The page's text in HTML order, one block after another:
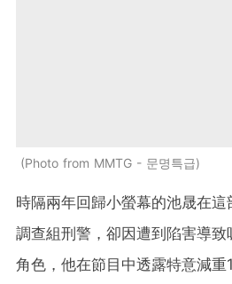
Photo from MMTG - 문명특급
時隔兩年回歸小螢幕的池晟在
調查組刑警，卻因遭到陷害導
角色，他在節目中透露特意減